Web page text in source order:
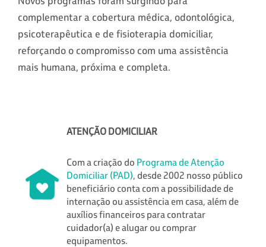
complementar a cobertura médica, odontológica,
psicoterapêutica e de fisioterapia domiciliar,
reforçando o compromisso com uma assistência
mais humana, próxima e completa.
ATENÇÃO DOMICILIAR
Com a criação do Programa de Atenção
Domiciliar (PAD), desde 2002 nosso público
beneficiário conta com a possibilidade de
internação ou assistência em casa, além de
auxílios financeiros para contratar
cuidador(a) e alugar ou comprar
equipamentos.